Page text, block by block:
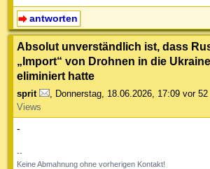
antworten
Absolut unverständlich ist, dass
„Import“ von Drohnen in die
eliminiert hatte
sprit Donnerstag, 18.06.2026, 17:09 vor 52
Views
-
--
Keine Abmahnung ohne vorherigen Kontakt!